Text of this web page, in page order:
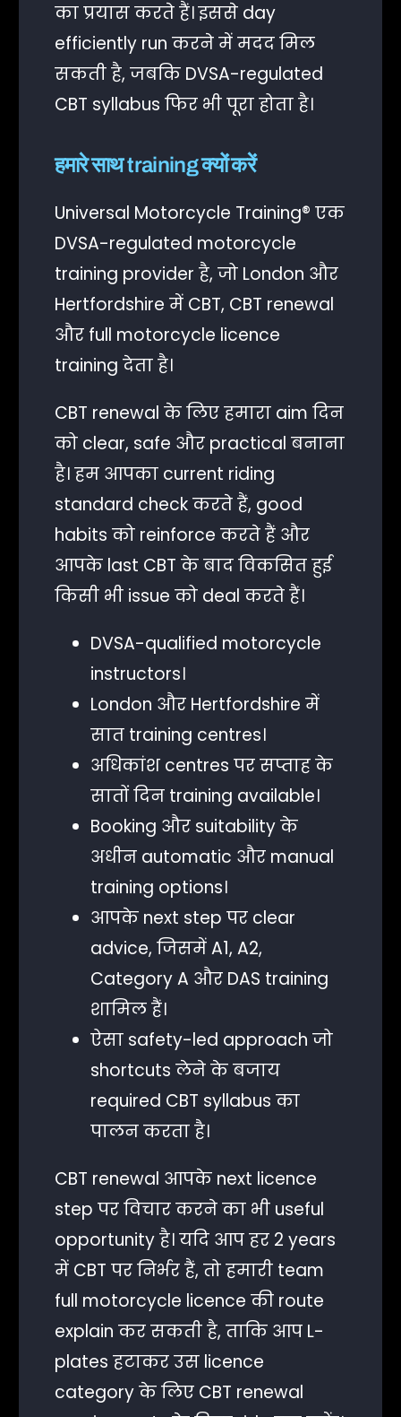
का प्रयास करते हैं। इससे day
efficiently run करने में मदद मिल
सकती है, जबकि DVSA-regulated
CBT syllabus फिर भी पूरा होता है।
हमारे साथ training क्यों करें
Universal Motorcycle Training® एक
DVSA-regulated motorcycle
training provider है, जो London और
Hertfordshire में CBT, CBT renewal
और full motorcycle licence
training देता है।
CBT renewal के लिए हमारा aim दिन
को clear, safe और practical बनाना
है। हम आपका current riding
standard check करते हैं, good
habits को reinforce करते हैं और
आपके last CBT के बाद विकसित हुई
किसी भी issue को deal करते हैं।
DVSA-qualified motorcycle
instructors।
London और Hertfordshire में
सात training centres।
अधिकांश centres पर सप्ताह के
सातों दिन training available।
Booking और suitability के
अधीन automatic और manual
training options।
आपके next step पर clear
advice, जिसमें A1, A2,
Category A और DAS training
शामिल हैं।
ऐसा safety-led approach जो
shortcuts लेने के बजाय
required CBT syllabus का
पालन करता है।
CBT renewal आपके next licence
step पर विचार करने का भी useful
opportunity है। यदि आप हर 2 years
में CBT पर निर्भर हैं, तो हमारी team
full motorcycle licence की route
explain कर सकती है, ताकि आप L-
plates हटाकर उस licence
category के लिए CBT renewal